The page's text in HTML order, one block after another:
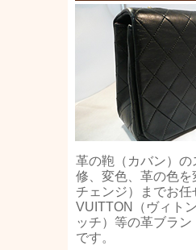
革の鞄（カバン）の
修、変色、革の色を
チェンジ）までお任
VUITTON（ヴィト
ッチ）等の革ブラ
です。